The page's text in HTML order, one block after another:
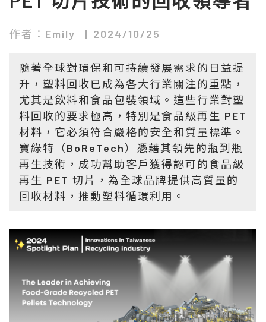
作者：Emily 2024/10/25
隨著全球對環保和可持續發展需求的日益提
升，塑料回收已成為各大行業關注的重點，
尤其是飲料和食品包裝領域。這些行業對塑
料回收的要求極高，特別是食品級再生 PET
材料，它必須符合嚴格的安全和質量標準。
寶綠特（BoReTech）憑藉其領先的瓶到瓶
再生技術，成功幫助客戶獲得認可的食品級
再生 PET 切片，為全球品牌提供高質量的
回收材料，推動塑料循環利用。